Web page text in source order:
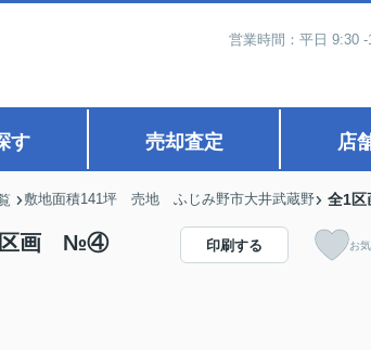
営業時間：平日
す 売却査定 店
敷地面積141坪 売地 ふじみ野市大井武蔵野 全1
1区画 №④ 印刷する お